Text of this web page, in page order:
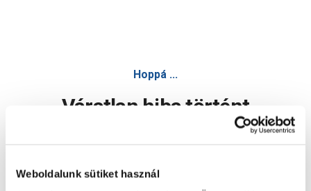
Weboldalunk sütiket használ
Hoppá ...
Váratlan hiba történt